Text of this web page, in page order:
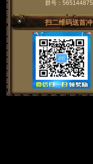
群号：565144875
扫二维码送首冲